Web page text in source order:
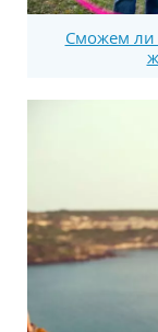
Сможем ли